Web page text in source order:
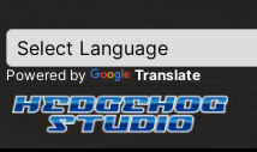
Powered by Translate